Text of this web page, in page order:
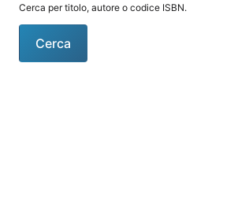
Cerca per titolo, autore o codice ISBN.